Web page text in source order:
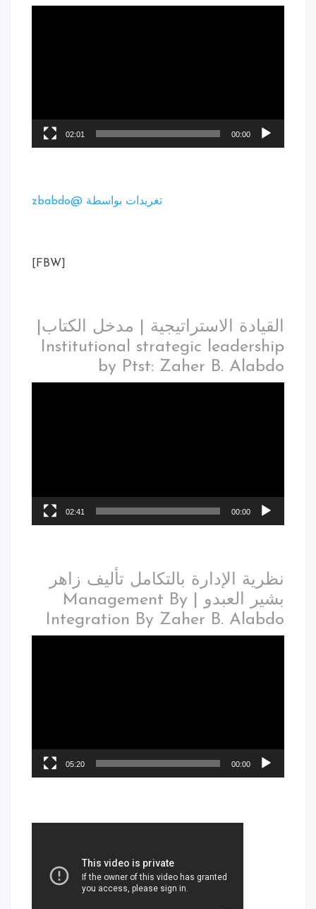
00:00
02:01
تغريدات بواسطة @zbabdo
القيادة الاستراتيجية | مدخل الكتاب|
Institutional strategic leadership
by Ptst: Zaher B. Alabdo
00:00
02:41
نظرية الإدارة بالتكامل تأليف زاهر
بشير العبدو | Management By
Integration By Zaher B. Alabdo
00:00
05:20